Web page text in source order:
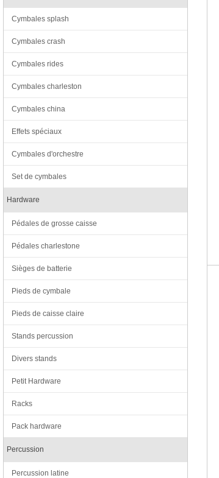
Cymbales splash
Cymbales crash
Cymbales rides
Cymbales charleston
Cymbales china
Effets spéciaux
Cymbales d'orchestre
Set de cymbales
Hardware
Pédales de grosse caisse
Pédales charlestone
Sièges de batterie
Pieds de cymbale
Pieds de caisse claire
Stands percussion
Divers stands
Petit Hardware
Racks
Pack hardware
Percussion
Percussion latine